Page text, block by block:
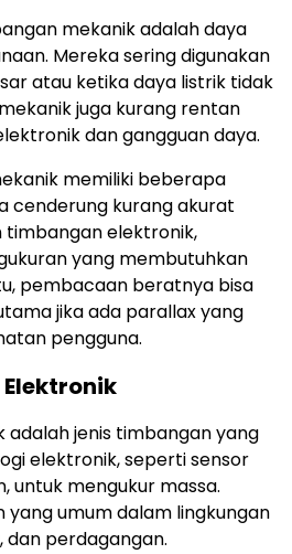
mekanik adalah daya
Mereka sering digunakan
atau ketika daya listrik tidak
juga kurang rentan
dan gangguan daya.
memiliki beberapa
cenderung kurang akurat
timbangan elektronik,
yang membutuhkan
pembacaan beratnya bisa
jika ada parallax yang
pengguna.
adalah jenis timbangan yang
elektronik, seperti sensor
untuk mengukur massa.
yang umum dalam lingkungan
dan perdagangan.